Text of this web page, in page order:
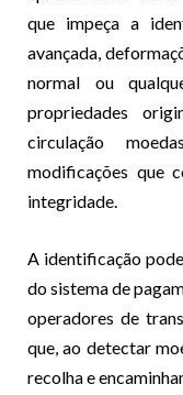
que impeça a
avançada,
normal ou
propriedades
circulação
modificações que
integridade.
A identificação
do sistema de
operadores de
que, ao detectar
recolha e